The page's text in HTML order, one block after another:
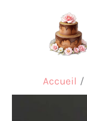
Accueil